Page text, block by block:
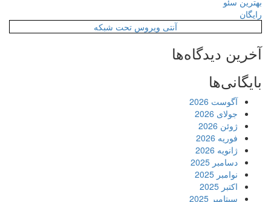
رایگان
آنتی ویروس تحت شبکه
آخرین دیدگاه‌ها
بایگانی‌ها
آگوست 2026
جولای 2026
ژوئن 2026
فوریه 2026
ژانویه 2026
دسامبر 2025
نوامبر 2025
اکتبر 2025
سپتامبر 2025